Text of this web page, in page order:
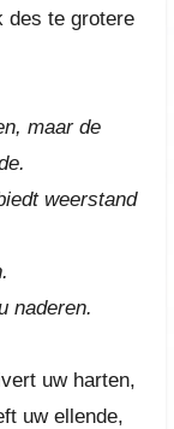
des te grotere
maar de
weerstand
naderen.
uw harten,
uw ellende,